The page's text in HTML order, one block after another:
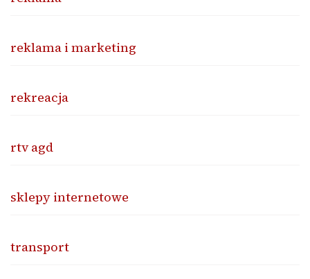
reklama i marketing
rekreacja
rtv agd
sklepy internetowe
transport